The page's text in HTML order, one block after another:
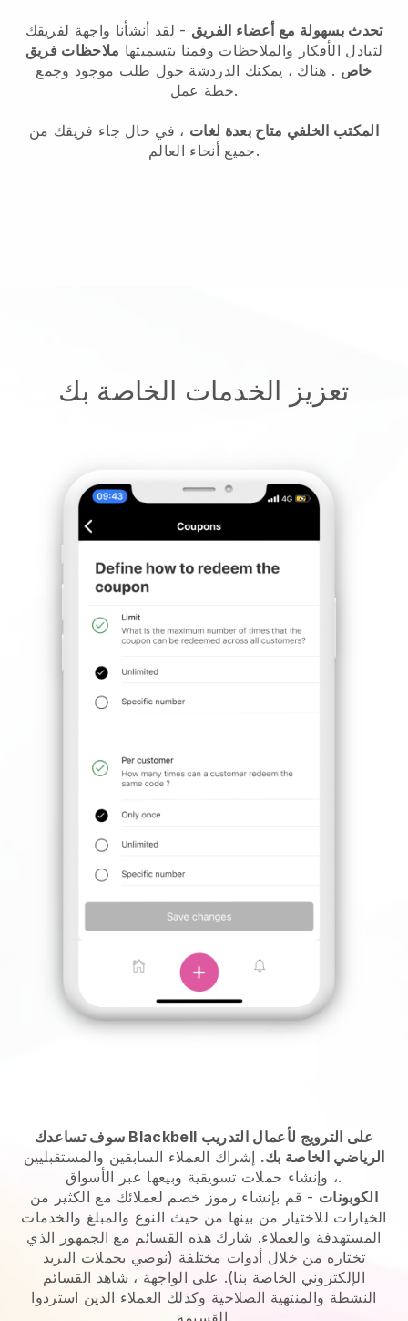
تحدث بسهولة مع أعضاء الفريق - لقد أنشأنا واجهة لفريقك
لتبادل الأفكار والملاحظات وقمنا بتسميتها ملاحظات فريق
خاص . هناك ، يمكنك الدردشة حول طلب موجود وجمع
خطة عمل.
المكتب الخلفي متاح بعدة لغات ، في حال جاء فريقك من
جميع أنحاء العالم.
تعزيز الخدمات الخاصة بك
سوف تساعدك Blackbell على الترويج لأعمال التدريب
الرياضي الخاصة بك. إشراك العملاء السابقين والمستقبليين
، وإنشاء حملات تسويقية وبيعها عبر الأسواق.
الكوبونات - قم بإنشاء رموز خصم لعملائك مع الكثير من
الخيارات للاختيار من بينها من حيث النوع والمبلغ والخدمات
المستهدفة والعملاء. شارك هذه القسائم مع الجمهور الذي
تختاره من خلال أدوات مختلفة (نوصي بحملات البريد
الإلكتروني الخاصة بنا). على الواجهة ، شاهد القسائم
النشطة والمنتهية الصلاحية وكذلك العملاء الذين استردوا